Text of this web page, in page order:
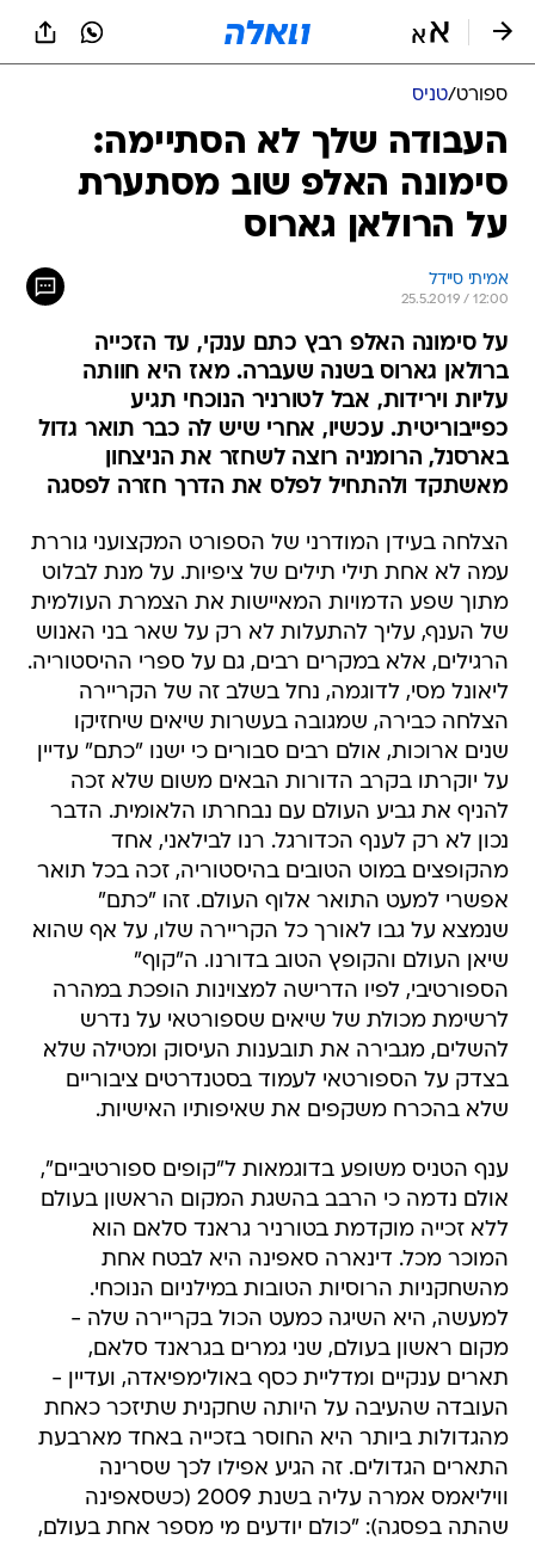
ספורט/טניס
העבודה שלך לא הסתיימה:
סימונה האלפ שוב מסתערת
על הרולאן גארוס
אמיתי סיידל
25.5.2019 / 12:00
על סימונה האלפ רבץ כתם ענקי, עד הזכייה
ברולאן גארוס בשנה שעברה. מאז היא חוותה
עליות וירידות, אבל לטורניר הנוכחי תגיע
כפייבוריטית. עכשיו, אחרי שיש לה כבר תואר גדול
בארסנל, הרומניה רוצה לשחזר את הניצחון
מאשתקד ולהתחיל לפלס את הדרך חזרה לפסגה
הצלחה בעידן המודרני של הספורט המקצועני גוררת
עמה לא אחת תילי תילים של ציפיות. על מנת לבלוט
מתוך שפע הדמויות המאיישות את הצמרת העולמית
של הענף, עליך להתעלות לא רק על שאר בני האנוש
הרגילים, אלא במקרים רבים, גם על ספרי ההיסטוריה.
ליאונל מסי, לדוגמה, נחל בשלב זה של הקריירה
הצלחה כבירה, שמגובה בעשרות שיאים שיחזיקו
שנים ארוכות, אולם רבים סבורים כי ישנו "כתם" עדיין
על יוקרתו בקרב הדורות הבאים משום שלא זכה
להניף את גביע העולם עם נבחרתו הלאומית. הדבר
נכון לא רק לענף הכדורגל. רנו לבילאני, אחד
מהקופצים במוט הטובים בהיסטוריה, זכה בכל תואר
אפשרי למעט התואר אלוף העולם. זהו "כתם"
שנמצא על גבו לאורך כל הקריירה שלו, על אף שהוא
שיאן העולם והקופץ הטוב בדורנו. ה"קוף"
הספורטיבי, לפיו הדרישה למצוינות הופכת במהרה
לרשימת מכולת של שיאים שספורטאי על נדרש
להשלים, מגבירה את תובענות העיסוק ומטילה שלא
בצדק על הספורטאי לעמוד בסטנדרטים ציבוריים
שלא בהכרח משקפים את שאיפותיו האישיות.
ענף הטניס משופע בדוגמאות ל"קופים ספורטיביים",
אולם נדמה כי הרבב בהשגת המקום הראשון בעולם
ללא זכייה מוקדמת בטורניר גראנד סלאם הוא
המוכר מכל. דינארה סאפינה היא לבטח אחת
מהשחקניות הרוסיות הטובות במילניום הנוכחי.
למעשה, היא השיגה כמעט הכול בקריירה שלה -
מקום ראשון בעולם, שני גמרים בגראנד סלאם,
תארים ענקיים ומדליית כסף באולימפיאדה, ועדיין -
העובדה שהעיבה על היותה שחקנית שתיזכר כאחת
מהגדולות ביותר היא החוסר בזכייה באחד מארבעת
התארים הגדולים. זה הגיע אפילו לכך שסרינה
וויליאמס אמרה עליה בשנת 2009 (כשסאפינה
שהתה בפסגה): "כולם יודעים מי מספר אחת בעולם,